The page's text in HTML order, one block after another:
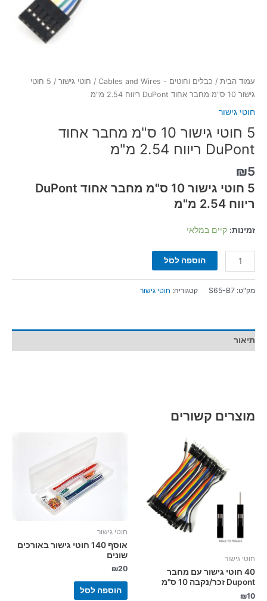
עמוד הבית / כבלים וחוטים - Cables and Wires / חוטי גישור
/ 5 חוטי
גישור 10 ס"מ מחבר אחוד DuPont ריווח 2.54 מ"מ
חוטי גישור
5 חוטי גישור 10 ס"מ מחבר אחוד
DuPont ריווח 2.54 מ"מ
₪5
5 חוטי גישור 10 ס"מ מחבר אחוד DuPont
ריווח 2.54 מ"מ
זמינות: קיים במלאי
הוספה לסל
מק"ט: S65-B7 קטגוריה: חוטי גישור
תיאור
מוצרים קשורים
חוטי גישור
40 חוטי גישור עם מחבר
Dupont זכר/נקבה 10 ס"מ
₪10
חוטי גישור
אוסף 140 חוטי גישור באורכים
שונים
₪20
הוספה לסל